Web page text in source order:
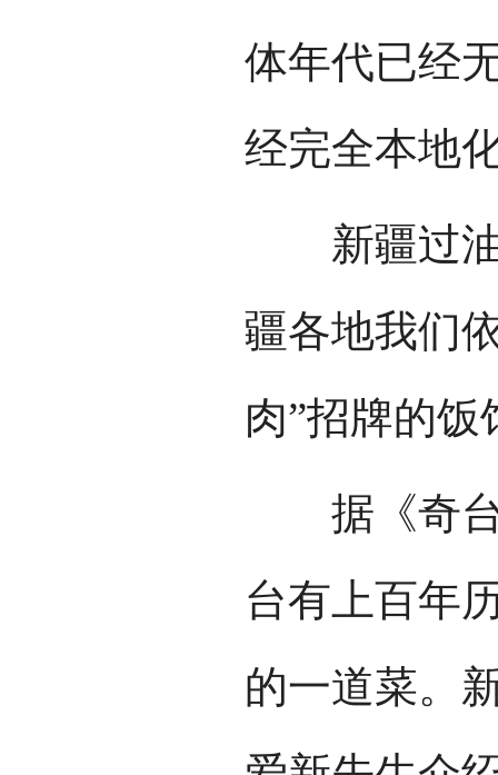
体年代已经
经完全本地
新疆过油
疆各地我们
肉”招牌的饭
据《奇台
台有上百年
的一道菜。